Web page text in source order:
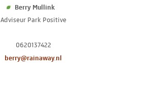
Berry Mullink
Adviseur Park Positive
0620137422
berry@rainaway.nl